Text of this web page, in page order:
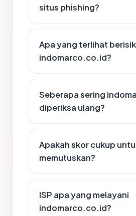
situs phishing?
Apa yang terlihat
indomarco.co.id?
Seberapa sering
diperiksa ulang?
Apakah skor cukup
memutuskan?
ISP apa yang melayani
indomarco.co.id?